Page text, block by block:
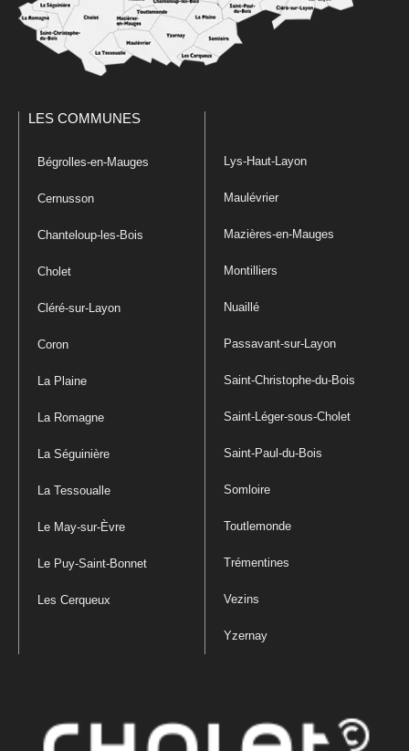
LES COMMUNES
Bégrolles-en-Mauges
Cernusson
Chanteloup-les-Bois
Cholet
Cléré-sur-Layon
Coron
La Plaine
La Romagne
La Séguinière
La Tessoualle
Le May-sur-Èvre
Le Puy-Saint-Bonnet
Les Cerqueux
Lys-Haut-Layon
Maulévrier
Mazières-en-Mauges
Montilliers
Nuaillé
Passavant-sur-Layon
Saint-Christophe-du-Bois
Saint-Léger-sous-Cholet
Saint-Paul-du-Bois
Somloire
Toutlemonde
Trémentines
Vezins
Yzernay